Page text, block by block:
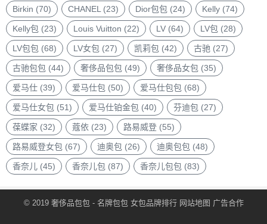
品
牌
Birkin (70) CHANEL (23) Dior包包 (24) Kelly (74)
Kelly包 (23) Louis Vuitton (22) LV (64) LV包 (28)
LV包包 (68) LV女包 (27) 凯莉包 (42) 古驰 (27)
古驰包包 (44) 奢侈品包包 (49) 奢侈品女包 (35)
爱马仕 (39) 爱马仕包 (50) 爱马仕包包 (68)
爱马仕女包 (51) 爱马仕铂金包 (40) 芬迪包 (27)
葆蝶家 (32) 蔻依 (23) 路易威登 (55)
路易威登女包 (67) 迪奥包 (26) 迪奥包包 (48)
香奈儿 (45) 香奈儿包 (87) 香奈儿包包 (83)
© 2019 奢侈品包包 - 名牌包包 女包品牌排行网站地图 广告合作